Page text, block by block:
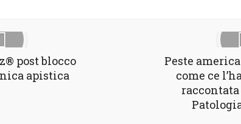
post blocco
apistica
Peste
come ce